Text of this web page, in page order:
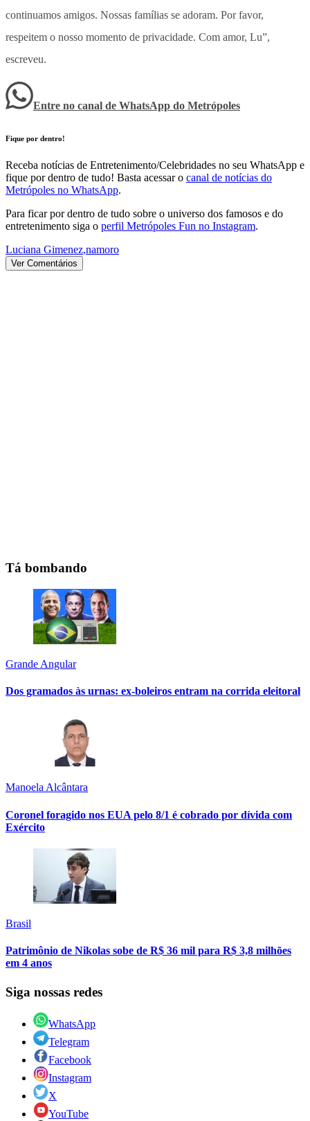
continuamos amigos. Nossas famílias se adoram. Por favor,
respeitem o nosso momento de privacidade. Com amor, Lu”,
escreveu.
Entre no canal de WhatsApp do Metrópoles
Fique por dentro!
Receba notícias de Entretenimento/Celebridades no seu WhatsApp e
fique por dentro de tudo! Basta acessar o canal de notícias do
Metrópoles no WhatsApp.
Para ficar por dentro de tudo sobre o universo dos famosos e do
entretenimento siga o perfil Metrópoles Fun no Instagram.
Luciana Gimenez,namoro
Ver Comentários
Tá bombando
Grande Angular
Dos gramados às urnas: ex-boleiros entram na corrida eleitoral
Manoela Alcântara
Coronel foragido nos EUA pelo 8/1 é cobrado por dívida com
Exército
Brasil
Patrimônio de Nikolas sobe de R$ 36 mil para R$ 3,8 milhões
em 4 anos
Siga nossas redes
WhatsApp
Telegram
Facebook
Instagram
X
YouTube